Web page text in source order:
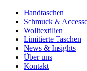
Handtaschen
Schmuck &
Wolltextilien
Limitierte Taschen
News & Insights
Über uns
Kontakt